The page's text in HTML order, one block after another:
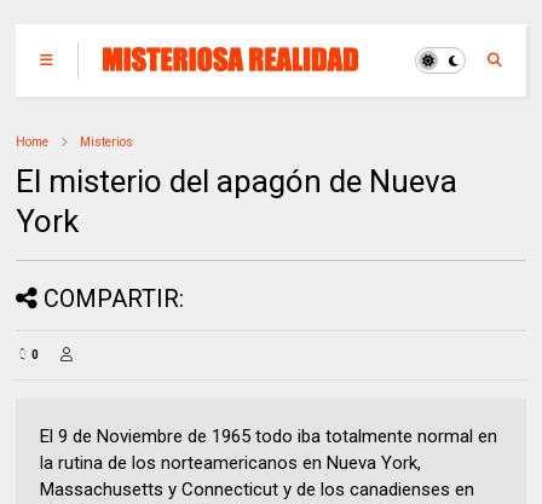
Home Misterios
El misterio del apagón de Nueva
York
COMPARTIR:
0
El 9 de Noviembre de 1965 todo iba totalmente normal en
la rutina de los norteamericanos en Nueva York,
Massachusetts y Connecticut y de los canadienses en